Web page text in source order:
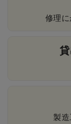
修理
製